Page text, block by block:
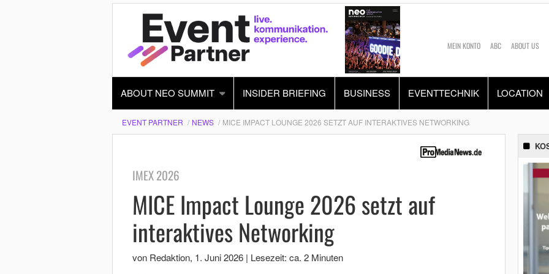
MEIN KONTO ABC ABOUT US
ABOUT NEO SUMMIT INSIDER BRIEFING BUSINESS EVENTTECHNIK LOCATION
EVENT PARTNER NEWS MICE IMPACT LOUNGE 2026 SETZT AUF INTERAKTIVES NETWORKING
IMEX 2026
MICE Impact Lounge 2026 setzt auf
interaktives Networking
von Redaktion, 1. Juni 2026 | Lesezeit: ca. 2 Minuten